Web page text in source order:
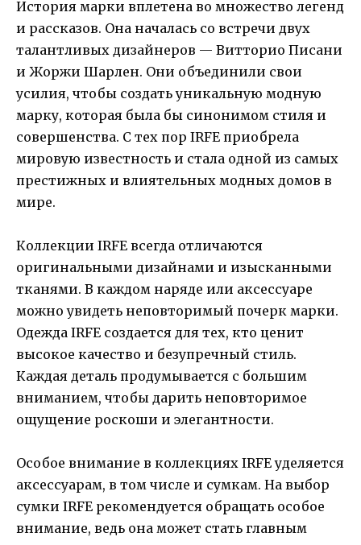
История марки вплетена во множество легенд
и рассказов. Она началась со встречи двух
талантливых дизайнеров — Витторио Писани
и Жоржи Шарлен. Они объединили свои
усилия, чтобы создать уникальную модную
марку, которая была бы синонимом стиля и
совершенства. С тех пор IRFE приобрела
мировую известность и стала одной из самых
престижных и влиятельных модных домов в
мире.
Коллекции IRFE всегда отличаются
оригинальными дизайнами и изысканными
тканями. В каждом наряде или аксессуаре
можно увидеть неповторимый почерк марки.
Одежда IRFE создается для тех, кто ценит
высокое качество и безупречный стиль.
Каждая деталь продумывается с большим
вниманием, чтобы дарить неповторимое
ощущение роскоши и элегантности.
Особое внимание в коллекциях IRFE уделяется
аксессуарам, в том числе и сумкам. На выбор
сумки IRFE рекомендуется обращать особое
внимание, ведь она может стать главным